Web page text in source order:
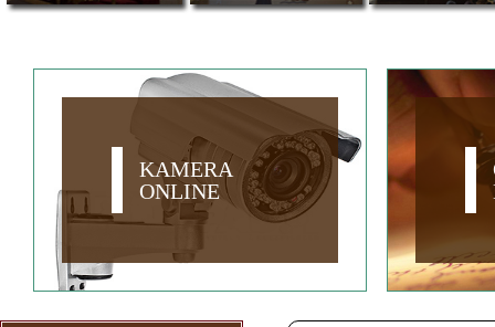
KAMERA
ONLINE